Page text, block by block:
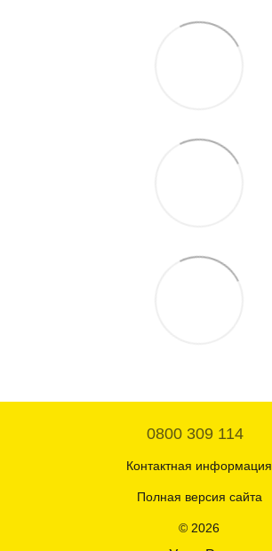
0800 309 114
Контактная информация
Полная версия сайта
© 2026